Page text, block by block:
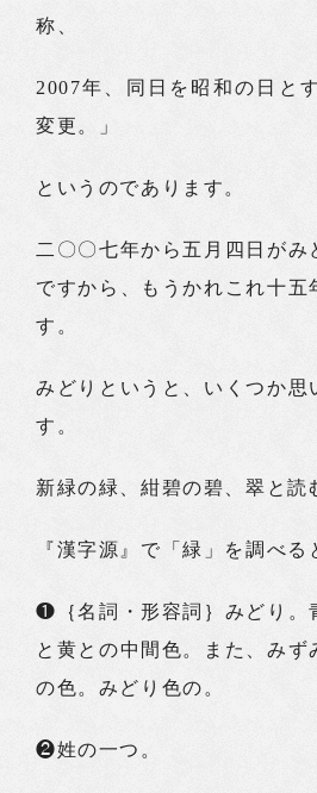
称、
2007年、同日を昭和の日と
変更。」
というのであります。
二〇〇七年から五月四日がみ
ですから、もうかれこれ十五
す。
みどりというと、いくつか思
す。
新緑の緑、紺碧の碧、翠と読
『漢字源』で「緑」を調べる
❶｛名詞・形容詞｝みどり。
と黄との中間色。また、みず
の色。みどり色の。
❷姓の一つ。